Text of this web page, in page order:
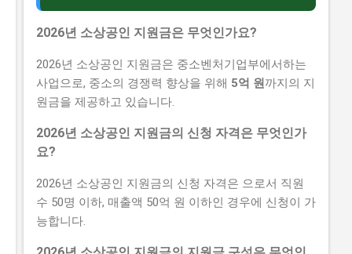
2026년 소상공인 지원금은 무엇인가요?
2026년 소상공인 지원금은 중소벤처기업부에서하는
사업으로, 중소의 경쟁력 향상을 위해 5억 원까지의 지
원금을 제공하고 있습니다.
2026년 소상공인 지원금의 신청 자격은 무엇인가
요?
2026년 소상공인 지원금의 신청 자격은 으로서 직원
수 50명 이하, 매출액 50억 원 이하인 경우에 신청이 가
능합니다.